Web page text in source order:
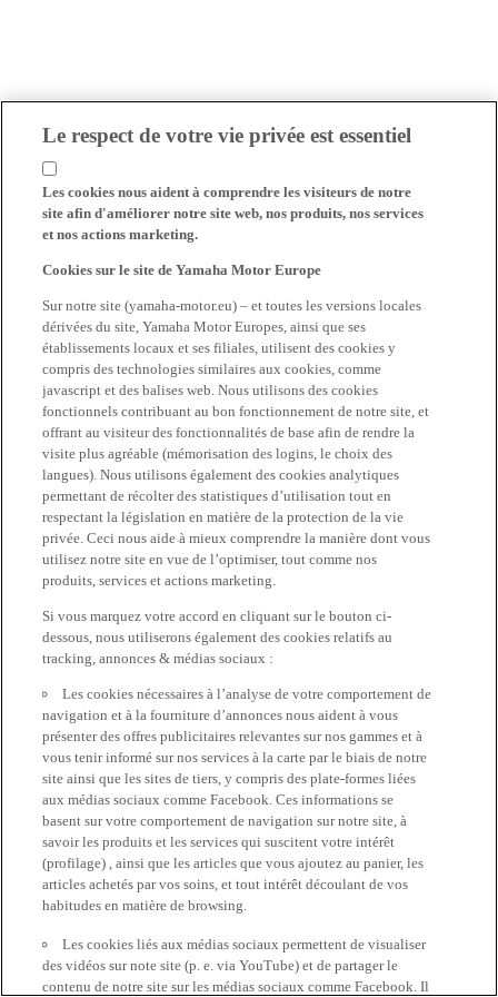
Le respect de votre vie privée est essentiel
Les cookies nous aident à comprendre les visiteurs de notre
site afin d'améliorer notre site web, nos produits, nos services
et nos actions marketing.
Cookies sur le site de Yamaha Motor Europe
Sur notre site (yamaha-motor.eu) – et toutes les versions locales
dérivées du site, Yamaha Motor Europes, ainsi que ses
établissements locaux et ses filiales, utilisent des cookies y
compris des technologies similaires aux cookies, comme
javascript et des balises web. Nous utilisons des cookies
fonctionnels contribuant au bon fonctionnement de notre site, et
offrant au visiteur des fonctionnalités de base afin de rendre la
visite plus agréable (mémorisation des logins, le choix des
langues). Nous utilisons également des cookies analytiques
permettant de récolter des statistiques d’utilisation tout en
respectant la législation en matière de la protection de la vie
privée. Ceci nous aide à mieux comprendre la manière dont vous
utilisez notre site en vue de l’optimiser, tout comme nos
produits, services et actions marketing.
Si vous marquez votre accord en cliquant sur le bouton ci-
dessous, nous utiliserons également des cookies relatifs au
tracking, annonces & médias sociaux :
Les cookies nécessaires à l’analyse de votre comportement de
navigation et à la fourniture d’annonces nous aident à vous
présenter des offres publicitaires relevantes sur nos gammes et à
vous tenir informé sur nos services à la carte par le biais de notre
site ainsi que les sites de tiers, y compris des plate-formes liées
aux médias sociaux comme Facebook. Ces informations se
basent sur votre comportement de navigation sur notre site, à
savoir les produits et les services qui suscitent votre intérêt
(profilage) , ainsi que les articles que vous ajoutez au panier, les
articles achetés par vos soins, et tout intérêt découlant de vos
habitudes en matière de browsing.
Les cookies liés aux médias sociaux permettent de visualiser
des vidéos sur note site (p. e. via YouTube) et de partager le
contenu de notre site sur les médias sociaux comme Facebook. Il